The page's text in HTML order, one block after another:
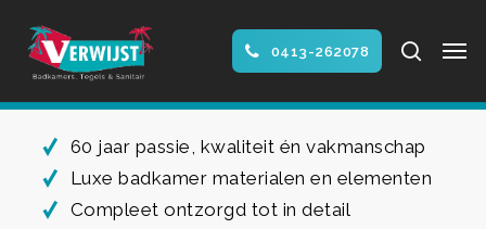
main
0413-262078 search
60 jaar passie, kwaliteit én vakmanschap
Luxe badkamer materialen en elementen
Compleet ontzorgd tot in detail